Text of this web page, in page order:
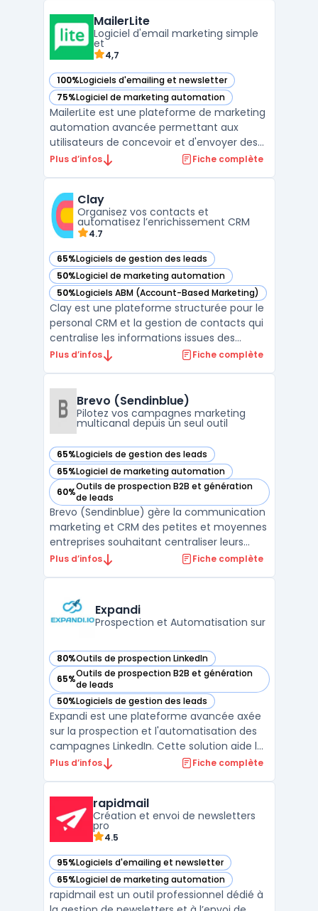
et une analyse en temps réel des résultats
de la cam ...
MailerLite
Logiciel d'email marketing simple
et
4,7
100%Logiciels d'emailing et newsletter
— voir MailerLite dans cette catégorie
75%Logiciel de marketing automation
— voir MailerLite dans cette catégorie
MailerLite est une plateforme de marketing
automation avancée permettant aux
utilisateurs de concevoir et d'envoyer des
campagnes email professionnelles. Que
MailerLite vous offre les fonctionnalités
dont vous avez besoin ...
Plus d’infos Fiche complète
Clay
Organisez vos contacts et
automatisez l’enrichissement CRM
4.7
65%Logiciels de gestion des leads
— voir Clay dans cette catégorie
50%Logiciel de marketing automation
— voir Clay dans cette catégorie
50%Logiciels ABM (Account-Based Marketing)
— voir Clay dans cette catégorie
Clay est une plateforme structurée pour le
personal CRM et la gestion de contacts qui
centralise les informations issues des
emails, réseaux sociaux et agendas afin
L’outil couvre deux usages distincts :
l’organisatio ...
Plus d’infos Fiche complète
Brevo (Sendinblue)
Pilotez vos campagnes marketing
multicanal depuis un seul outil
65%Logiciels de gestion des leads
— voir Brevo (Sendinblue) dans cette catégorie
65%Logiciel de marketing automation
— voir Brevo (Sendinblue) dans cette catégorie
60%Outils de prospection B2B et génération
de leads
— voir Brevo (Sendinblue) dans cette catégorie
Brevo (Sendinblue) gère la communication
marketing et CRM des petites et moyennes
entreprises souhaitant centraliser leurs
actions sans multiplier les outils. La
à maîtriser leurs budgets, tout en
respectant les exigen ...
Plus d’infos Fiche complète
Expandi
Prospection et Automatisation sur
80%Outils de prospection LinkedIn
— voir Expandi dans cette catégorie
65%Outils de prospection B2B et génération
de leads
— voir Expandi dans cette catégorie
50%Logiciels de gestion des leads
— voir Expandi dans cette catégorie
Expandi est une plateforme avancée axée
sur la prospection et l'automatisation des
campagnes LinkedIn. Cette solution aide les
entreprises à augmenter leur portée et leur
principalement pour les campagnes de
prospection, Expandi ...
Plus d’infos Fiche complète
rapidmail
Création et envoi de newsletters
pro
4.5
95%Logiciels d'emailing et newsletter
— voir rapidmail dans cette catégorie
65%Logiciel de marketing automation
— voir rapidmail dans cette catégorie
rapidmail est un outil professionnel dédié à